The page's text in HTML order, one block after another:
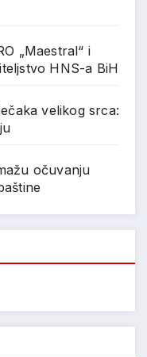
„Maestral“ i
HNS-a BiH
velikog srca:
očuvanju